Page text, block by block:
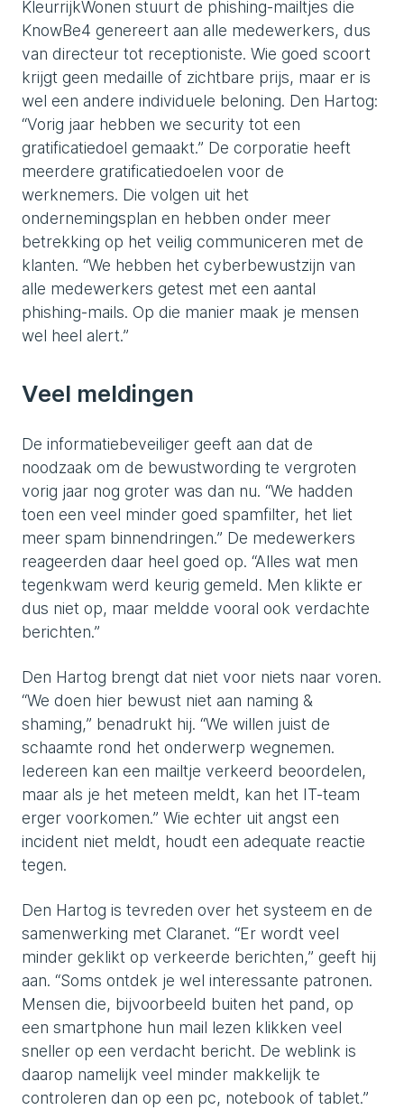
KleurrijkWonen stuurt de phishing-mailtjes die
KnowBe4 genereert aan alle medewerkers, dus
van directeur tot receptioniste. Wie goed scoort
krijgt geen medaille of zichtbare prijs, maar er is
wel een andere individuele beloning. Den Hartog:
“Vorig jaar hebben we security tot een
gratificatiedoel gemaakt.” De corporatie heeft
meerdere gratificatiedoelen voor de
werknemers. Die volgen uit het
ondernemingsplan en hebben onder meer
betrekking op het veilig communiceren met de
klanten. “We hebben het cyberbewustzijn van
alle medewerkers getest met een aantal
phishing-mails. Op die manier maak je mensen
wel heel alert.”
Veel meldingen
De informatiebeveiliger geeft aan dat de
noodzaak om de bewustwording te vergroten
vorig jaar nog groter was dan nu. “We hadden
toen een veel minder goed spamfilter, het liet
meer spam binnendringen.” De medewerkers
reageerden daar heel goed op. “Alles wat men
tegenkwam werd keurig gemeld. Men klikte er
dus niet op, maar meldde vooral ook verdachte
berichten.”
Den Hartog brengt dat niet voor niets naar voren.
“We doen hier bewust niet aan naming &
shaming,” benadrukt hij. “We willen juist de
schaamte rond het onderwerp wegnemen.
Iedereen kan een mailtje verkeerd beoordelen,
maar als je het meteen meldt, kan het IT-team
erger voorkomen.” Wie echter uit angst een
incident niet meldt, houdt een adequate reactie
tegen.
Den Hartog is tevreden over het systeem en de
samenwerking met Claranet. “Er wordt veel
minder geklikt op verkeerde berichten,” geeft hij
aan. “Soms ontdek je wel interessante patronen.
Mensen die, bijvoorbeeld buiten het pand, op
een smartphone hun mail lezen klikken veel
sneller op een verdacht bericht. De weblink is
daarop namelijk veel minder makkelijk te
controleren dan op een pc, notebook of tablet.”